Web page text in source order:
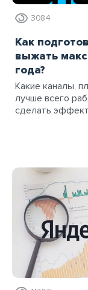
3084
Как
выжать
года?
Какие каналы,
лучше всего
сделать